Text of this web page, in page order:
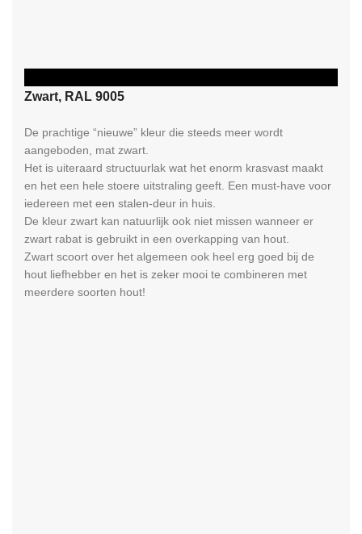
Zwart, RAL 9005
De prachtige “nieuwe” kleur die steeds meer wordt
aangeboden, mat zwart.
Het is uiteraard structuurlak wat het enorm krasvast maakt
en het een hele stoere uitstraling geeft. Een must-have voor
iedereen met een stalen-deur in huis.
De kleur zwart kan natuurlijk ook niet missen wanneer er
zwart rabat is gebruikt in een overkapping van hout.
Zwart scoort over het algemeen ook heel erg goed bij de
hout liefhebber en het is zeker mooi te combineren met
meerdere soorten hout!